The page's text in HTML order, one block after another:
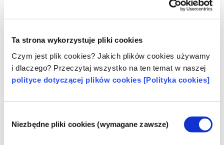
Ta strona wykorzystuje pliki cookies
Czym jest plik cookies? Jakich plików cookies używamy
i dlaczego? Przeczytaj wszystko na ten temat w naszej
polityce dotyczącej plików cookies [Polityka cookies]
zgody
Niezbędne pliki cookies (wymagane zawsze)
oraz krajowe i europejskie organy regulacyjne
Co należy wiedzieć o substancjach
(ED)?
Niektórym składnikom stosowanym w
kosmetykach przypisuje się, że są
„substancjami zaburzającymi gospodarkę
niektóre właściwości naszych hormonów.
hormon, nie oznacza to, że zakłóci
Czy kosmetyki są testowane na
W Unii Europejskiej testowanie kosmetyków